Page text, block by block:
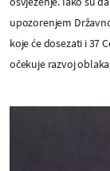
upozorenjem
koje će dosezati i 37
očekuje razvoj